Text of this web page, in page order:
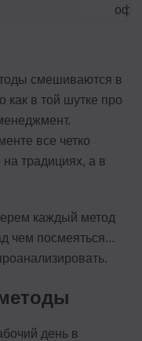
смешиваются в
как в той шутке про
все четко
традициях, а в
каждый метод
чем посмеяться...
день в